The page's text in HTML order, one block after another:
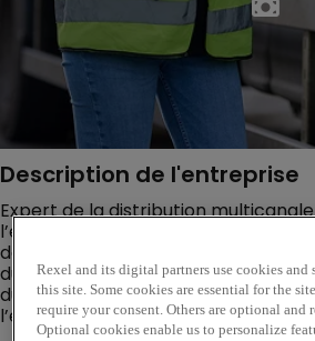
Description de l'entreprise
Expert de la distribution
l’énergie, Rexel accompagne ses
dans la mise en œuvre de solutions
durables, où qu'ils soient. Engagé
durable, la digitalisation et
l’entreprise.
Rexel and its digital partners use cookies
this site. Some cookies are essential for the
require your consent. Others are optional and
Optional cookies enable us to personalize